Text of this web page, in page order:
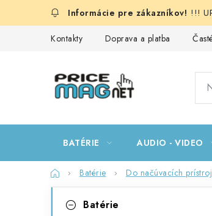
!!!
Kontakty Doprava a platba
BATÉRIE AUDIO - VIDEO
DomovBatérie Do načúvacích
kategórieBatérie